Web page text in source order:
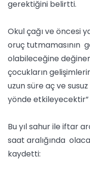
gerektiğini belirtti.
Okul çağı ve öncesi
oruç tutmamasının
olabileceğine
çocukların
uzun süre aç ve
yönde etkileyecektir”
Bu yıl sahur ile iftar
saat aralığında
kaydetti: